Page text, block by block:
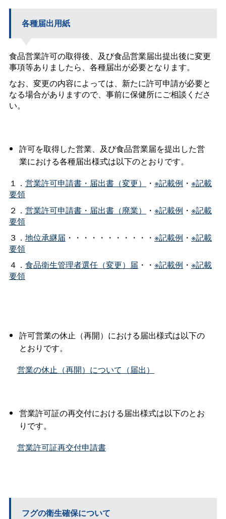
各種届出用紙
食品営業許可の取得後、及び食品営業届出提出後に変更
事項等ありましたら、各種届出が必要となります。
なお、変更の内容によっては、新たに許可申請が必要と
なる場合がありますので、事前に保健所にご相談くださ
い。
許可を取得した営業、及び食品営業届を提出した営
業における各種届出様式は以下のとおりです。
１． 営業許可申請書・届出書（変更） ・ ※記載例 ・ ※記載
要領
２． 営業許可申請書・届出書（廃業） ・ ※記載例 ・ ※記載
要領
３． 地位承継届 ・・・・・・・・・・・ ※記載例 ・ ※記載
要領
４． 食品衛生管理者選任（変更）届 ・・ ※記載例 ・ ※記載
要領
許可営業の休止（再開）における届出様式は以下の
とおりです。
営業の休止（再開）について（届出）
営業許可証の再交付における届出様式は以下のとお
りです。
営業許可証再交付申請書
フグの衛生確保について